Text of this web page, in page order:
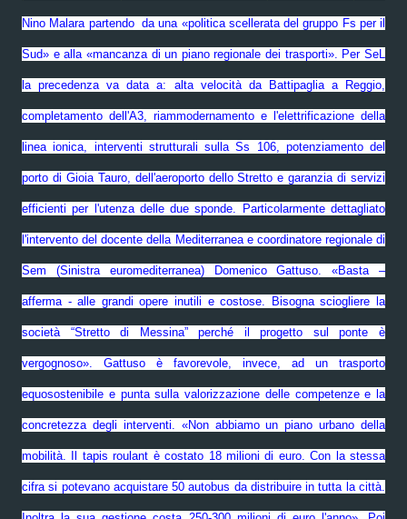
Nino Malara partendo da una «politica scellerata del gruppo Fs per il
Sud» e alla «mancanza di un piano regionale dei trasporti». Per SeL
la precedenza va data a: alta velocità da Battipaglia a Reggio,
completamento dell'A3, riammodernamento e l'elettrificazione della
linea ionica, interventi strutturali sulla Ss 106, potenziamento del
porto di Gioia Tauro, dell'aeroporto dello Stretto e garanzia di servizi
efficienti per l'utenza delle due sponde. Particolarmente dettagliato
l'intervento del docente della Mediterranea e coordinatore regionale di
Sem (Sinistra euromediterranea) Domenico Gattuso. «Basta –
afferma - alle grandi opere inutili e costose. Bisogna sciogliere la
società “Stretto di Messina” perché il progetto sul ponte è
vergognoso». Gattuso è favorevole, invece, ad un trasporto
equosostenibile e punta sulla valorizzazione delle competenze e la
concretezza degli interventi. «Non abbiamo un piano urbano della
mobilità. Il tapis roulant è costato 18 milioni di euro. Con la stessa
cifra si potevano acquistare 50 autobus da distribuire in tutta la città.